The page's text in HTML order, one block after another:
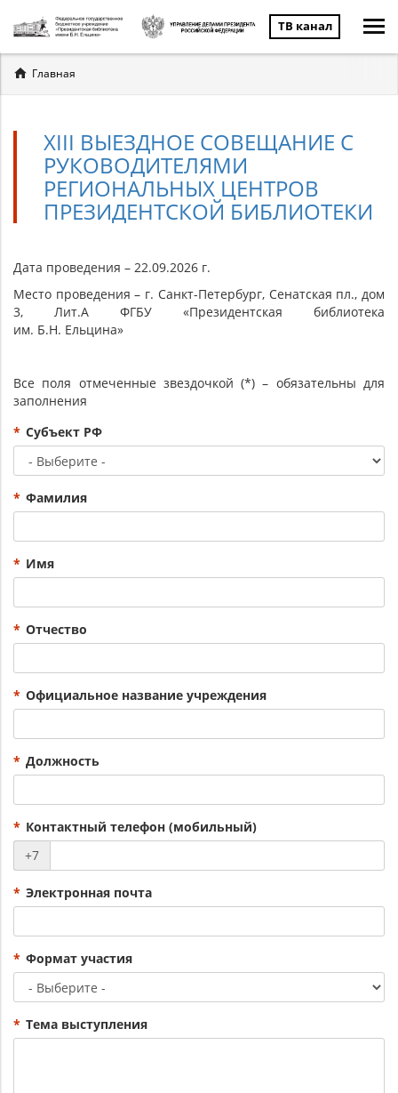
ТВ канал
Вы
здесь
Главная
XIII ВЫЕЗДНОЕ СОВЕЩАНИЕ С
РУКОВОДИТЕЛЯМИ
РЕГИОНАЛЬНЫХ ЦЕНТРОВ
ПРЕЗИДЕНТСКОЙ БИБЛИОТЕКИ
Дата проведения – 22.09.2026 г.
Место проведения – г. Санкт-Петербург, Сенатская пл., дом
3, Лит.А ФГБУ «Президентская библиотека
им. Б.Н. Ельцина»
Все поля отмеченные звездочкой (*) – обязательны для
заполнения
Субъект РФ
*
Фамилия
*
Имя
*
Отчество
*
Официальное название учреждения
*
Должность
*
Контактный телефон (мобильный)
*
+7
Электронная почта
*
Формат участия
*
Тема выступления
*